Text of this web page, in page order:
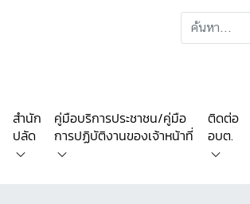
สำนัก
ปลัด
คู่มือบริการประชาชน/คู่มือ
การปฏิบัติงานของเจ้าหน้าที่
ติดต่อ
อบต.